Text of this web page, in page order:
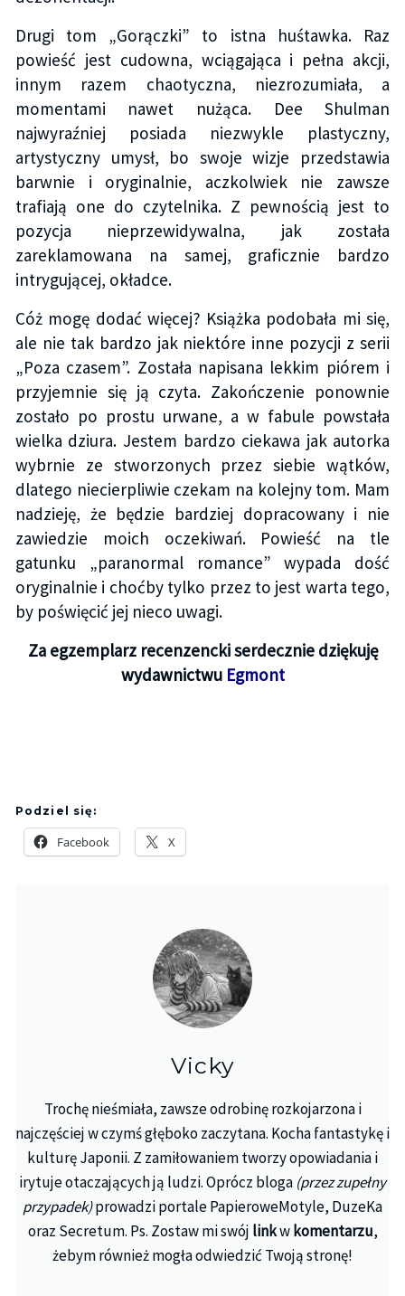
Drugi tom „Gorączki” to istna huśtawka. Raz
powieść jest cudowna, wciągająca i pełna akcji,
innym razem chaotyczna, niezrozumiała, a
momentami nawet nużąca. Dee Shulman
najwyraźniej posiada niezwykle plastyczny,
artystyczny umysł, bo swoje wizje przedstawia
barwnie i oryginalnie, aczkolwiek nie zawsze
trafiają one do czytelnika. Z pewnością jest to
pozycja nieprzewidywalna, jak została
zareklamowana na samej, graficznie bardzo
intrygującej, okładce.
Cóż mogę dodać więcej? Książka podobała mi się,
ale nie tak bardzo jak niektóre inne pozycji z serii
„Poza czasem”. Została napisana lekkim piórem i
przyjemnie się ją czyta. Zakończenie ponownie
zostało po prostu urwane, a w fabule powstała
wielka dziura. Jestem bardzo ciekawa jak autorka
wybrnie ze stworzonych przez siebie wątków,
dlatego niecierpliwie czekam na kolejny tom. Mam
nadzieję, że będzie bardziej dopracowany i nie
zawiedzie moich oczekiwań. Powieść na tle
gatunku „paranormal romance” wypada dość
oryginalnie i choćby tylko przez to jest warta tego,
by poświęcić jej nieco uwagi.
Za egzemplarz recenzencki serdecznie dziękuję
wydawnictwu Egmont
Podziel się:
Facebook X
Vicky
Trochę nieśmiała, zawsze odrobinę rozkojarzona i
najczęściej w czymś głęboko zaczytana. Kocha fantastykę i
kulturę Japonii. Z zamiłowaniem tworzy opowiadania i
irytuje otaczających ją ludzi. Oprócz bloga (przez zupełny
przypadek)prowadzi portale PapieroweMotyle, DuzeKa
oraz Secretum. Ps. Zostaw mi swój linkwkomentarzu,
żebym również mogła odwiedzić Twoją stronę!